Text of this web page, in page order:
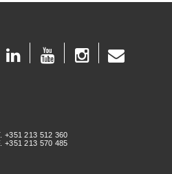
+351 213 512 360
+351 213 570 485